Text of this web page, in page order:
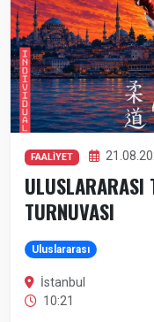
FAALİYET
ULUSLARARASI
TURNUVASI
Uluslararası
İstanbul
10:21